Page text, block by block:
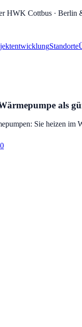
HWK Cottbus · Berlin
Standorte
als
Sie heizen im